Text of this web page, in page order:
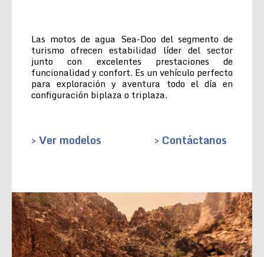
Las motos de agua Sea-Doo del segmento de
turismo ofrecen estabilidad líder del sector
junto con excelentes prestaciones de
funcionalidad y confort. Es un vehículo perfecto
para exploración y aventura todo el día en
configuración biplaza o triplaza.
> Ver modelos > Contáctanos